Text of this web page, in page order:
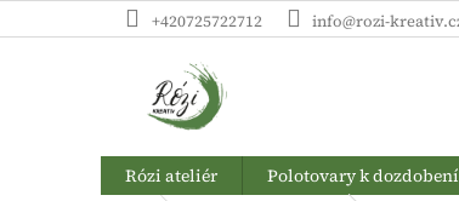
na
+420725722712 info@rozi-
Rózi ateliér Polotovary k dozdobení